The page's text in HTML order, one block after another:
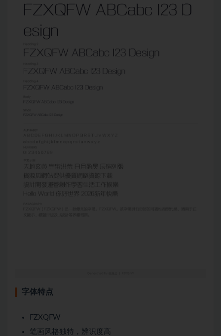
字体特点
FZXQFW
笔画风格独特，辨识度高